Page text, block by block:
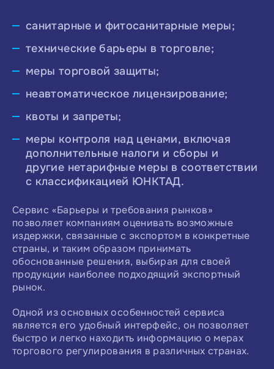
санитарные и фитосанитарные меры;
технические барьеры в торговле;
меры торговой защиты;
неавтоматическое лицензирование;
квоты и запреты;
меры контроля над ценами, включая
дополнительные налоги и сборы и
другие нетарифные меры в соответствии
с классификацией ЮНКТАД.
Сервис «Барьеры и требования рынков»
позволяет компаниям оценивать возможные
издержки, связанные с экспортом в конкретные
страны, и таким образом принимать
обоснованные решения, выбирая для своей
продукции наиболее подходящий экспортный
рынок.
Одной из основных особенностей сервиса
является его удобный интерфейс, он позволяет
быстро и легко находить информацию о мерах
торгового регулирования в различных странах.